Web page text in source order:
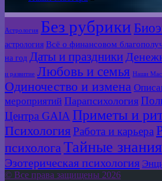
Астрология Без рубрики
астрология Всё о финансовом
на год Даты и праздники
и развитие Любовь и семья Наши
Одиночество и измена
мероприятий Парапсихология
Центра GAIA Приметы и
ПсихологияРабота и карьера
психологаТайные знания
Эзотерическая психология
© Все права защищены 2026